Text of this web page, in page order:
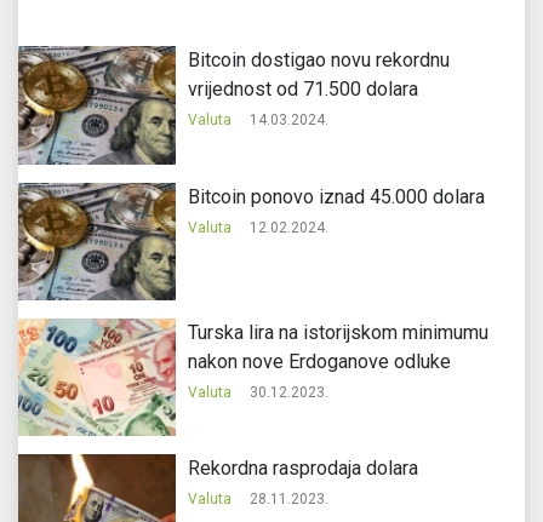
Bitcoin dostigao novu rekordnu
vrijednost od 71.500 dolara
Valuta 14.03.2024.
Bitcoin ponovo iznad 45.000 dolara
Valuta 12.02.2024.
Turska lira na istorijskom minimumu
nakon nove Erdoganove odluke
Valuta 30.12.2023.
Rekordna rasprodaja dolara
Valuta 28.11.2023.